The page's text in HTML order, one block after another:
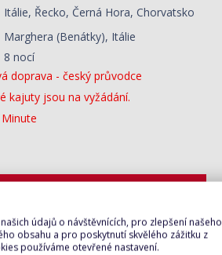
Itálie, Řecko, Černá Hora, Chorvatsko
Marghera (Benátky), Itálie
8 nocí
doprava - český průvodce
kajuty jsou na vyžádání.
DETAIL
– 10.07.2027
údajů o návštěvnících, pro zlepšení našeho
obsahu a pro poskytnutí skvělého zážitku z
používáme otevřené nastavení.